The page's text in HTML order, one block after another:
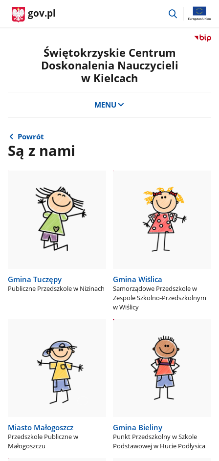
gov.pl
przejdź
Przejdź
Świętokrzyskie Centrum
Doskonalenia Nauczycieli
w Kielcach
MENU
Powrót
Są z nami
Gmina Tuczępy
Publiczne Przedszkole w Nizinach
Gmina Wiślica
Samorządowe Przedszkole w
Zespole Szkolno-Przedszkolnym
w Wiślicy
Miasto Małogoszcz
Przedszkole Publiczne w
Małogoszczu
Gmina Bieliny
Punkt Przedszkolny w Szkole
Podstawowej w Hucie Podłysica